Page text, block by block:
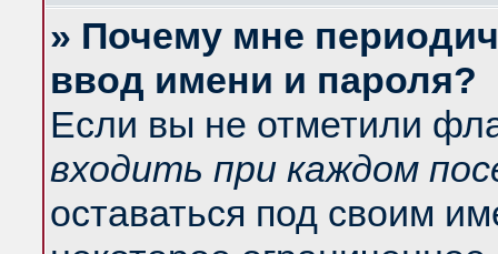
» Почему мне
ввод имени и пароля?
Если вы не отметили
входить при каждом
оставаться под своим